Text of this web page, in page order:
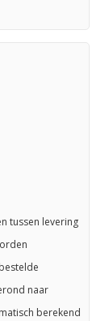
tussen levering
naar
berekend